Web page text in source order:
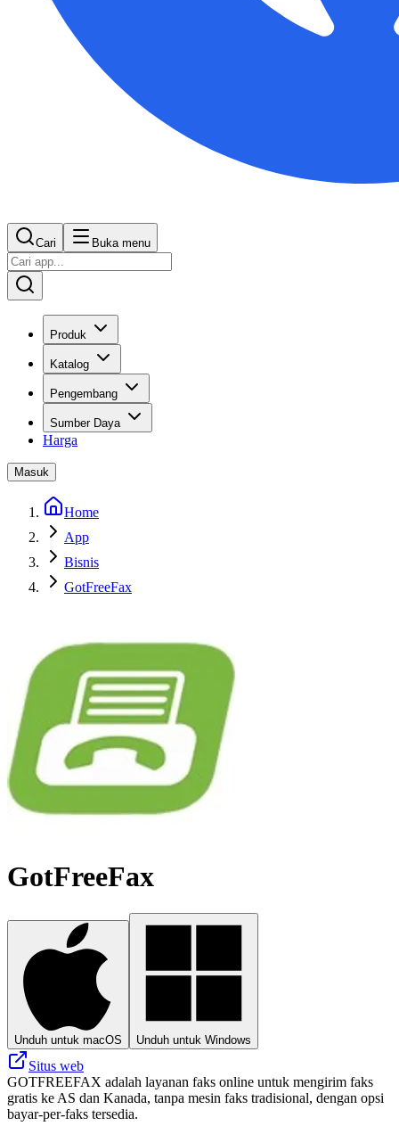
Cari Buka menu
Produk
Katalog
Pengembang
Sumber Daya
Harga
Masuk
Home
App
Bisnis
GotFreeFax
GotFreeFax
Unduh untuk macOS Unduh untuk Windows
Situs web
GOTFREEFAX adalah layanan faks online untuk mengirim faks
gratis ke AS dan Kanada, tanpa mesin faks tradisional, dengan opsi
bayar-per-faks tersedia.